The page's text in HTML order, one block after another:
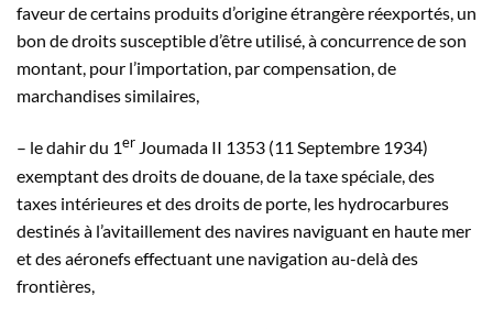
faveur de certains produits d’origine étrangère réexportés, un
bon de droits susceptible d’être utilisé, à concurrence de son
montant, pour l’importation, par compensation, de
marchandises similaires,
– le dahir du 1er Joumada II 1353 (11 Septembre 1934)
exemptant des droits de douane, de la taxe spéciale, des
taxes intérieures et des droits de porte, les hydrocarbures
destinés à l’avitaillement des navires naviguant en haute mer
et des aéronefs effectuant une navigation au-delà des
frontières,